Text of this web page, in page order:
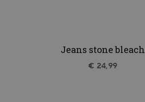
Jeans stone bleach
€ 24,99